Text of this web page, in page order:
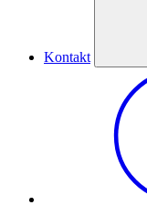
Kontakt